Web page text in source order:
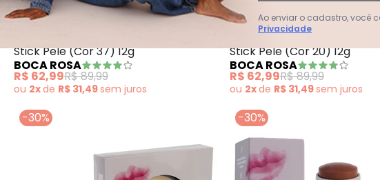
Boca Rosa - Stick Pele (Cor 37)
Stick Pele (Cor 37) 12g
BOCA ROSA
R$ 62,99R$ 89,99
ou 2xde R$ 31,49sem juros
Stick Pele (Cor 20) 12g
BOCA ROSA
R$ 62,99R$ 89,99
ou 2xde R$ 31,49sem juros
-30% -30%
Ao enviar o cadastro, você
Privacidade